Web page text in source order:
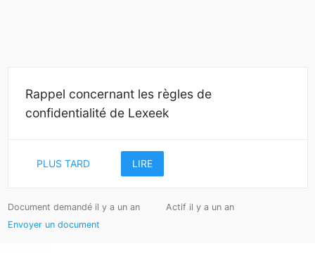
Rappel concernant les règles de
confidentialité de Lexeek
PLUS TARD LIRE
Document demandé il y a un an
Actif il y a un an
Envoyer un document